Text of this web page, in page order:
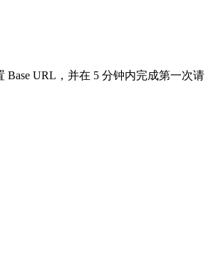
Base URL，并在 5 分钟内完成第一次请